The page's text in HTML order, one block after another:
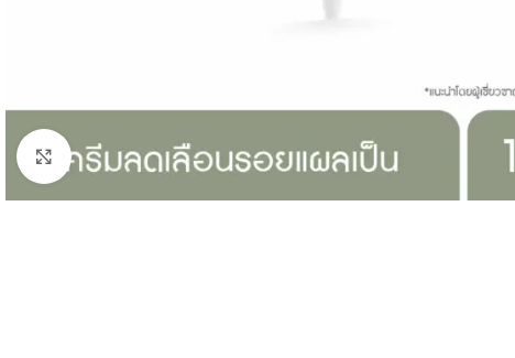
Click to enlarge